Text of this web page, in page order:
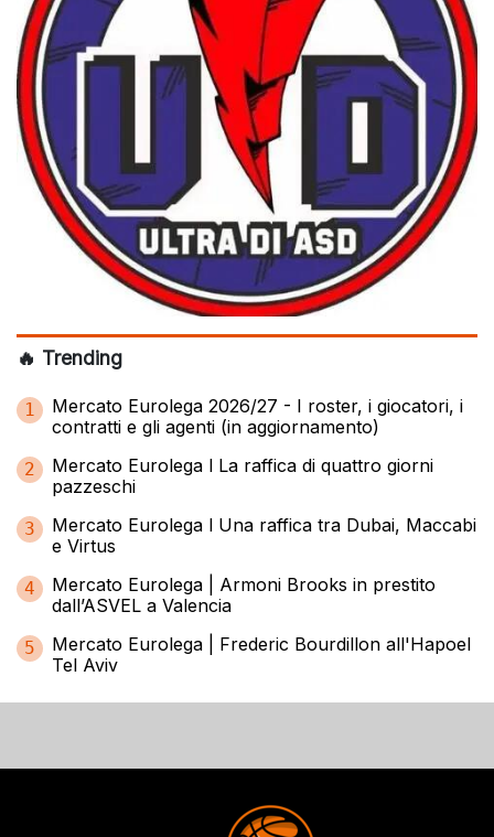
🔥 Trending
1
Mercato Eurolega 2026/27 - I roster, i giocatori, i
contratti e gli agenti (in aggiornamento)
2
Mercato Eurolega l La raffica di quattro giorni
pazzeschi
3
Mercato Eurolega l Una raffica tra Dubai, Maccabi
e Virtus
4
Mercato Eurolega | Armoni Brooks in prestito
dall’ASVEL a Valencia
5
Mercato Eurolega | Frederic Bourdillon all'Hapoel
Tel Aviv